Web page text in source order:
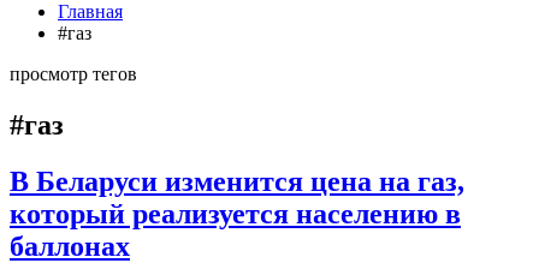
Главная
#газ
просмотр тегов
#газ
В Беларуси изменится цена на газ,
который реализуется населению в
баллонах